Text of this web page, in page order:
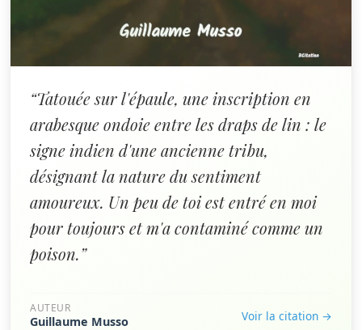
“Tatouée sur l'épaule, une inscription en
arabesque ondoie entre les draps de lin : le
signe indien d'une ancienne tribu,
désignant la nature du sentiment
amoureux. Un peu de toi est entré en moi
pour toujours et m'a contaminé comme un
poison.”
AUTEUR
Guillaume Musso Voir la citation →